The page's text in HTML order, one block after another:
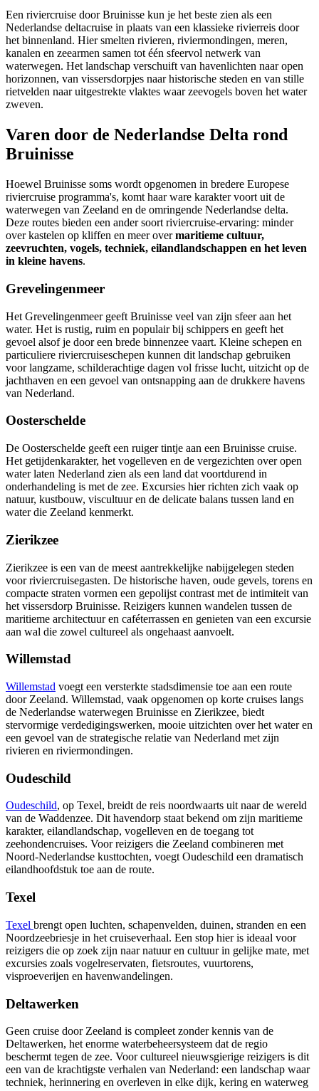
Een riviercruise door Bruinisse kun je het beste zien als een
Nederlandse deltacruise in plaats van een klassieke rivierreis door
het binnenland. Hier smelten rivieren, riviermondingen, meren,
kanalen en zeearmen samen tot één sfeervol netwerk van
waterwegen. Het landschap verschuift van havenlichten naar open
horizonnen, van vissersdorpjes naar historische steden en van stille
rietvelden naar uitgestrekte vlaktes waar zeevogels boven het water
zweven.
Varen door de Nederlandse Delta rond
Bruinisse
Hoewel Bruinisse soms wordt opgenomen in bredere Europese
riviercruise programma's, komt haar ware karakter voort uit de
waterwegen van Zeeland en de omringende Nederlandse delta.
Deze routes bieden een ander soort riviercruise-ervaring: minder
over kastelen op kliffen en meer overmaritieme cultuur,
zeevruchten, vogels, techniek, eilandlandschappen en het leven
in kleine havens.
Grevelingenmeer
Het Grevelingenmeer geeft Bruinisse veel van zijn sfeer aan het
water. Het is rustig, ruim en populair bij schippers en geeft het
gevoel alsof je door een brede binnenzee vaart. Kleine schepen en
particuliere riviercruiseschepen kunnen dit landschap gebruiken
voor langzame, schilderachtige dagen vol frisse lucht, uitzicht op de
jachthaven en een gevoel van ontsnapping aan de drukkere havens
van Nederland.
Oosterschelde
De Oosterschelde geeft een ruiger tintje aan een Bruinisse cruise.
Het getijdenkarakter, het vogelleven en de vergezichten over open
water laten Nederland zien als een land dat voortdurend in
onderhandeling is met de zee. Excursies hier richten zich vaak op
natuur, kustbouw, viscultuur en de delicate balans tussen land en
water die Zeeland kenmerkt.
Zierikzee
Zierikzee is een van de meest aantrekkelijke nabijgelegen steden
voor riviercruisegasten. De historische haven, oude gevels, torens en
compacte straten vormen een gepolijst contrast met de intimiteit van
het vissersdorp Bruinisse. Reizigers kunnen wandelen tussen de
maritieme architectuur en caféterrassen en genieten van een excursie
aan wal die zowel cultureel als ongehaast aanvoelt.
Willemstad
Willemstad voegt een versterkte stadsdimensie toe aan een route
door Zeeland. Willemstad, vaak opgenomen op korte cruises langs
de Nederlandse waterwegen Bruinisse en Zierikzee, biedt
stervormige verdedigingswerken, mooie uitzichten over het water en
een gevoel van de strategische relatie van Nederland met zijn
rivieren en riviermondingen.
Oudeschild
Oudeschild, op Texel, breidt de reis noordwaarts uit naar de wereld
van de Waddenzee. Dit havendorp staat bekend om zijn maritieme
karakter, eilandlandschap, vogelleven en de toegang tot
zeehondencruises. Voor reizigers die Zeeland combineren met
Noord-Nederlandse kusttochten, voegt Oudeschild een dramatisch
eilandhoofdstuk toe aan de route.
Texel
Texel brengt open luchten, schapenvelden, duinen, stranden en een
Noordzeebriesje in het cruiseverhaal. Een stop hier is ideaal voor
reizigers die op zoek zijn naar natuur en cultuur in gelijke mate, met
excursies zoals vogelreservaten, fietsroutes, vuurtorens,
visproeverijen en havenwandelingen.
Deltawerken
Geen cruise door Zeeland is compleet zonder kennis van de
Deltawerken, het enorme waterbeheersysteem dat de regio
beschermt tegen de zee. Voor cultureel nieuwsgierige reizigers is dit
een van de krachtigste verhalen van Nederland: een landschap waar
techniek, herinnering en overleven in elke dijk, kering en waterweg